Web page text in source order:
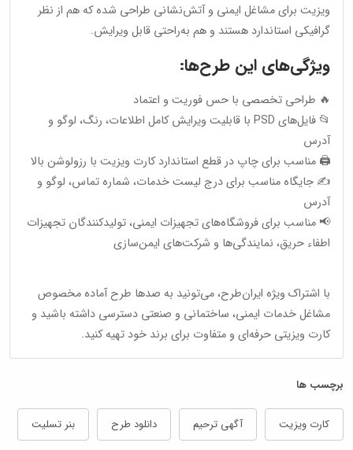
ویزیت برای مشاغل ایمنی و آتش‌نشانی طراحی شده که هم از نظر
گرافیکی استاندارد هستند و هم به‌راحتی قابل ویرایش.
ویژگی‌های این طرح‌ها:
🔥 طراحی تخصصی با حس فوریت و اعتماد
📂 فایل‌های PSD با قابلیت ویرایش کامل اطلاعات، رنگ، لوگو و
آدرس
🖨 مناسب برای چاپ در قطع استاندارد کارت ویزیت با رزولوشن بالا
✍️ جایگاه مناسب برای درج لیست خدمات، شماره تماس، لوگو و
آدرس
📢 مناسب برای فروشگاه‌های تجهیزات ایمنی، تولیدکنندگان تجهیزات
اطفاء حریق، نمایندگی‌ها و شرکت‌های ایمن‌سازی
با اشتراک ویژه ایران‌طرح، می‌تونید به صدها طرح آماده مخصوص
مشاغل خدمات ایمنی، ساختمانی و صنعتی دسترسی داشته باشید و
کارت ویزیتی حرفه‌ای و متفاوت برای برند خود تهیه کنید.
برچسب ها
کارت ویزیت آگهی ترحیم دانلود طرح بنر تسلیت